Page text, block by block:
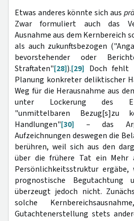
Etwas anderes könnte sich aus
Zwar formuliert auch das
Ausnahme aus dem Kernbereich
als auch zukunftsbezogen
bevorstehender oder
Straftaten"[28]).[29] Doch fehlt
Planung konkreter deliktischer
Weg für die Herausnahme aus
unter Lockerung des
"unmittelbaren Bezug[s]zu
Handlungen"[30] – das
Aufzeichnungen deswegen die
berühren, weil sich aus den
über die frühere Tat ein Mehr
Persönlichkeitsstruktur
prognostische Begutachtung
überzeugt jedoch nicht.
solche
Gutachtenerstellung stets